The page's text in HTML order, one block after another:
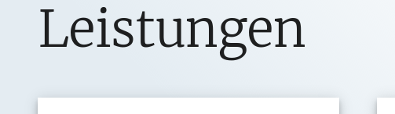
Leistungen